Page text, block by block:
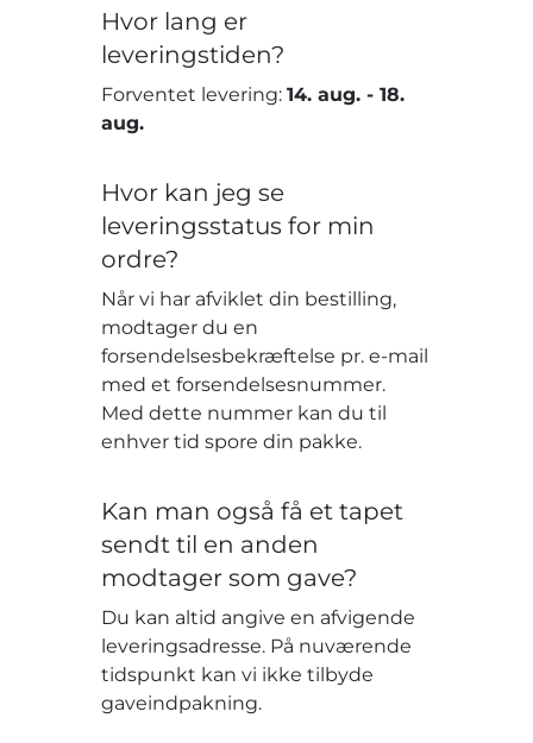
Hvor lang er
leveringstiden?
Forventet levering:14. aug. -18.
aug.
Hvor kan jeg se
leveringsstatus for min
ordre?
Når vi har afviklet din bestilling,
modtager du en
forsendelsesbekræftelse pr. e-mail
med et forsendelsesnummer.
Med dette nummer kan du til
enhver tid spore din pakke.
Kan man også få et tapet
sendt til en anden
modtager som gave?
Du kan altid angive en afvigende
leveringsadresse. På nuværende
tidspunkt kan vi ikke tilbyde
gaveindpakning.